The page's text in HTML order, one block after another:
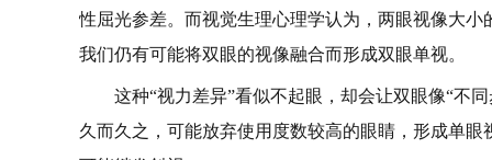
性屈光参差。而视觉生理心理学认为，两眼视像大
我们仍有可能将双眼的视像融合而形成双眼单视。
这种“视力差异”看似不起眼，却会让双眼像“不
久而久之，可能放弃使用度数较高的眼睛，形成单